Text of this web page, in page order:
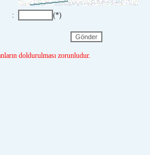
: (*)
doldurulması zorunludur.